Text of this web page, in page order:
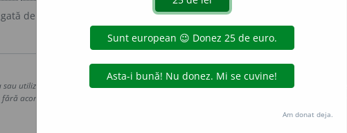
de
Copyright © 2004-2026 dexonline (https://dexonline.ro)
utilizarea datelor de pe acest site, inclusiv prin orice metode de extragere automată
fără acordul nostru prealabil scris, cu excepția seturilor de date oferite oficial spre utilizare
Hosterion
Am donat deja.